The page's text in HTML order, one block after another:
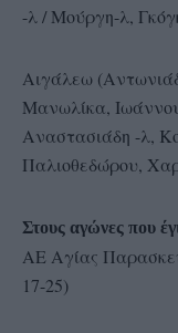
-λ / Μούργη-λ,
Αιγάλεω
Μανωλίκα,
Αναστασιάδη -λ,
Παλιοθεδώρου,
Στους αγώνες που
ΑΕ Αγίας
17-25)